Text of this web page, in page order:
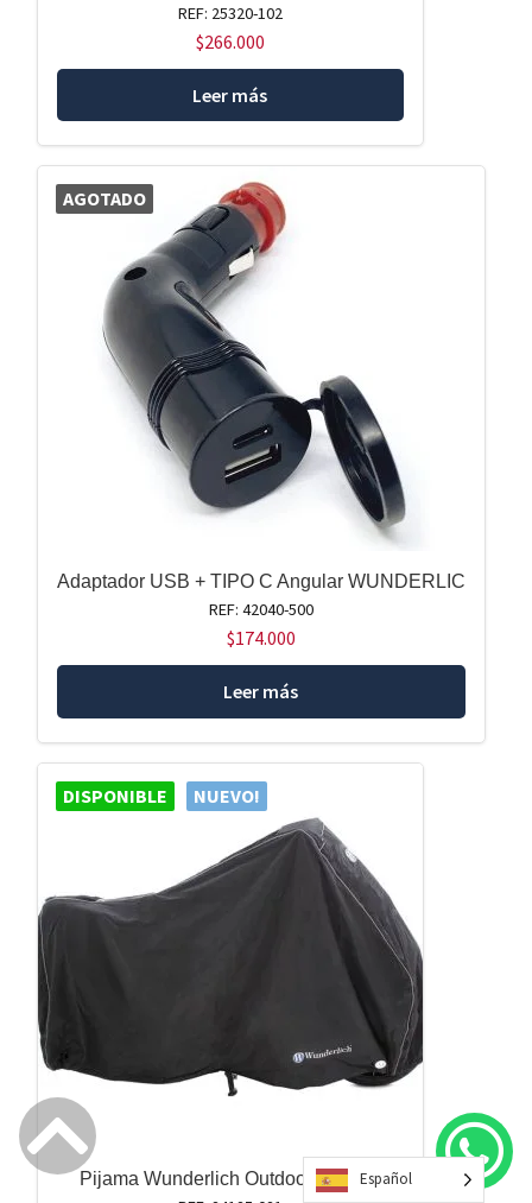
REF: 25320-102
$266.000
Leer más
AGOTADO
Adaptador USB + TIPO C Angular WUNDERLIC
REF: 42040-500
$174.000
Leer más
DISPONIBLE NUEVO!
Pijama Wunderlich Outdoor - NegraEspañol